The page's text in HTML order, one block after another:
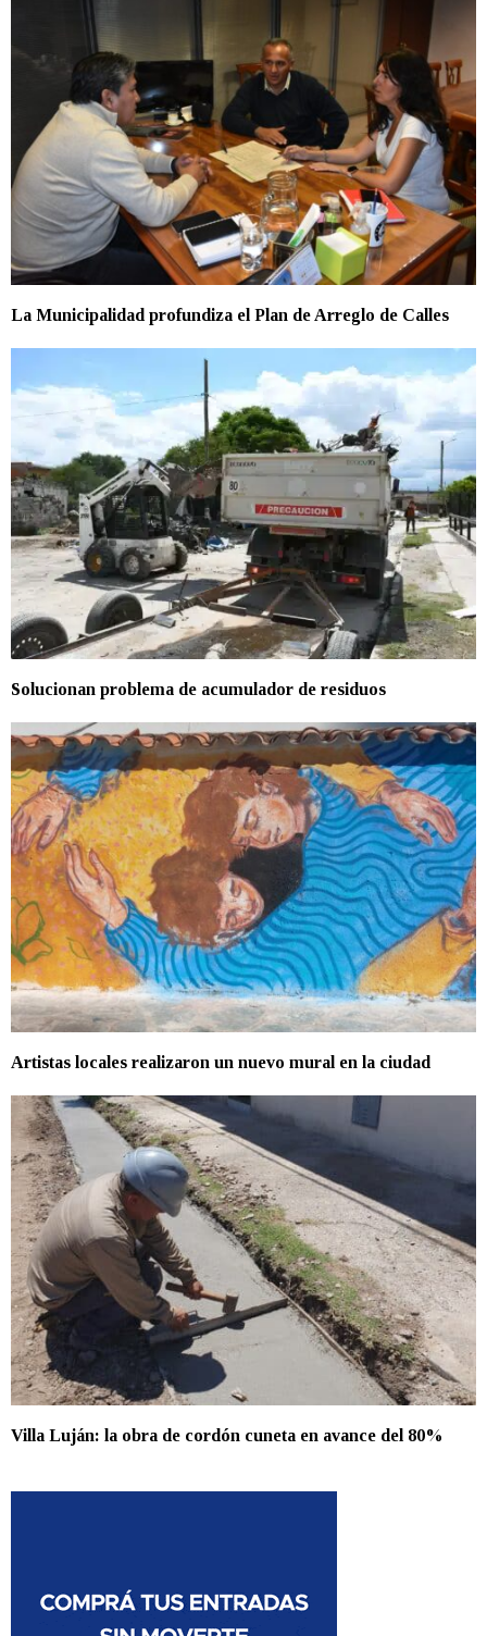
La Municipalidad profundiza el Plan de Arreglo de Calles
Solucionan problema de acumulador de residuos
Artistas locales realizaron un nuevo mural en la ciudad
Villa Luján: la obra de cordón cuneta en avance del 80%